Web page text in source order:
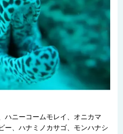
ハニーコームモレイ、オニカマ
ー、ハナミノカサゴ、モンハナシ